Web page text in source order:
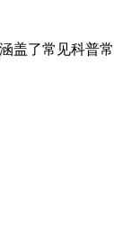
盖了常见科普